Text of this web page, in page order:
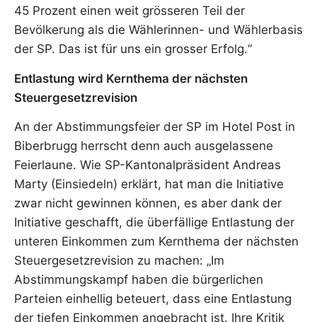
45 Prozent einen weit grösseren Teil der
Bevölkerung als die Wählerinnen- und Wählerbasis
der SP. Das ist für uns ein grosser Erfolg.“
Entlastung wird Kernthema der nächsten
Steuergesetzrevision
An der Abstimmungsfeier der SP im Hotel Post in
Biberbrugg herrscht denn auch ausgelassene
Feierlaune. Wie SP-Kantonalpräsident Andreas
Marty (Einsiedeln) erklärt, hat man die Initiative
zwar nicht gewinnen können, es aber dank der
Initiative geschafft, die überfällige Entlastung der
unteren Einkommen zum Kernthema der nächsten
Steuergesetzrevision zu machen: „Im
Abstimmungskampf haben die bürgerlichen
Parteien einhellig beteuert, dass eine Entlastung
der tiefen Einkommen angebracht ist. Ihre Kritik